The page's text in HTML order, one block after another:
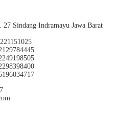
Sindang Indramayu Jawa Barat